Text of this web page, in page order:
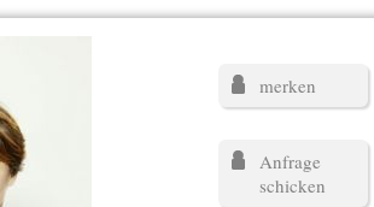
merken
Anfrage
schicken